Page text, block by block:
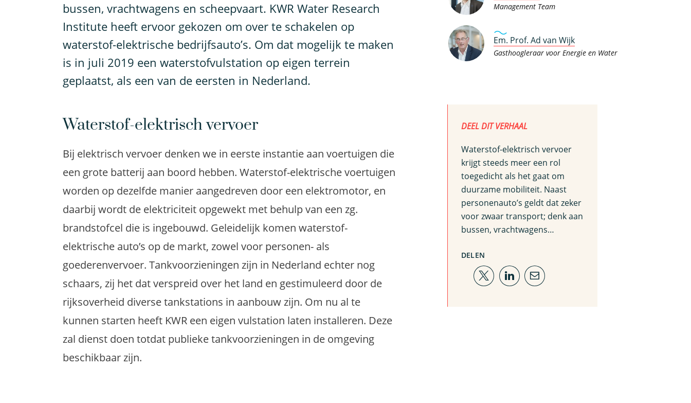
bussen, vrachtwagens en scheepvaart. KWR Water Research
Institute heeft ervoor gekozen om over te schakelen op
waterstof-elektrische bedrijfsauto’s. Om dat mogelijk te maken
is in juli 2019 een waterstofvulstation op eigen terrein
geplaatst, als een van de eersten in Nederland.
Waterstof-elektrisch vervoer
Bij elektrisch vervoer denken we in eerste instantie aan voertuigen die
een grote batterij aan boord hebben. Waterstof-elektrische voertuigen
worden op dezelfde manier aangedreven door een elektromotor, en
daarbij wordt de elektriciteit opgewekt met behulp van een zg.
brandstofcel die is ingebouwd. Geleidelijk komen waterstof-
elektrische auto’s op de markt, zowel voor personen- als
goederenvervoer. Tankvoorzieningen zijn in Nederland echter nog
schaars, zij het dat verspreid over het land en gestimuleerd door de
rijksoverheid diverse tankstations in aanbouw zijn. Om nu al te
kunnen starten heeft KWR een eigen vulstation laten installeren. Deze
zal dienst doen totdat publieke tankvoorzieningen in de omgeving
beschikbaar zijn.
Management Team
Em. Prof. Ad van Wijk
Gasthoogleraar voor Energie en Water
DEEL DIT VERHAAL
Waterstof-elektrisch vervoer
krijgt steeds meer een rol
toegedicht als het gaat om
duurzame mobiliteit. Naast
personenauto’s geldt dat zeker
voor zwaar transport; denk aan
bussen, vrachtwagens…
DELEN